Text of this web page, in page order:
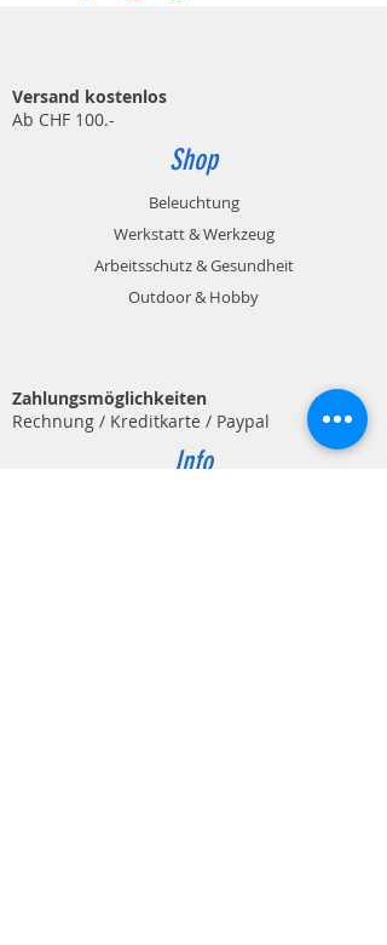
Versand kostenlos
Ab CHF 100.-
Shop
Beleuchtung
Werkstatt & Werkzeug
Arbeitsschutz & Gesundheit
Outdoor & Hobby
Zahlungsmöglichkeiten
Rechnung / Kreditkarte / Paypal
Info